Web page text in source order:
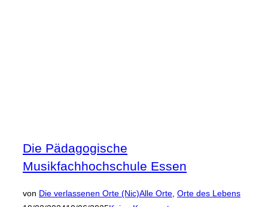
Die Pädagogische
Musikfachhochschule Essen
von Die verlassenen Orte (Nic)Alle Orte Orte des Lebens